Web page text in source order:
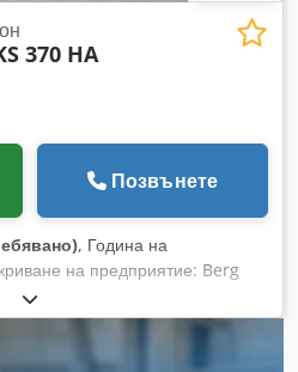
370 HA
Позвънете
, Година на
на предприятие: Berg
на производство: 2011
ролкова пътека вляво и
вляво с дигитална система за